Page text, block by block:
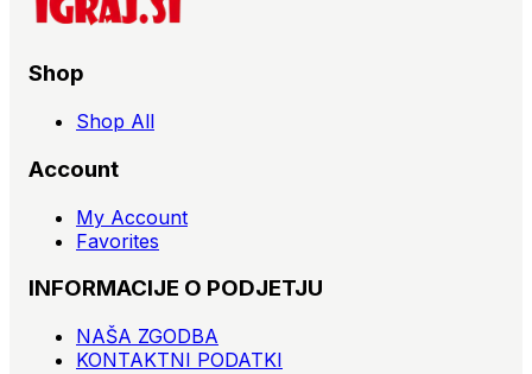
Shop
Shop All
Account
My Account
Favorites
INFORMACIJE O PODJETJU
NAŠA ZGODBA
KONTAKTNI PODATKI